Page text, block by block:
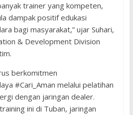
trainer yang kompeten,
dampak positif edukasi
bagi masyarakat,” ujar Suhari,
& Development Division
berkomitmen
#Cari_Aman melalui pelatihan
dengan jaringan dealer.
ini di Tuban, jaringan